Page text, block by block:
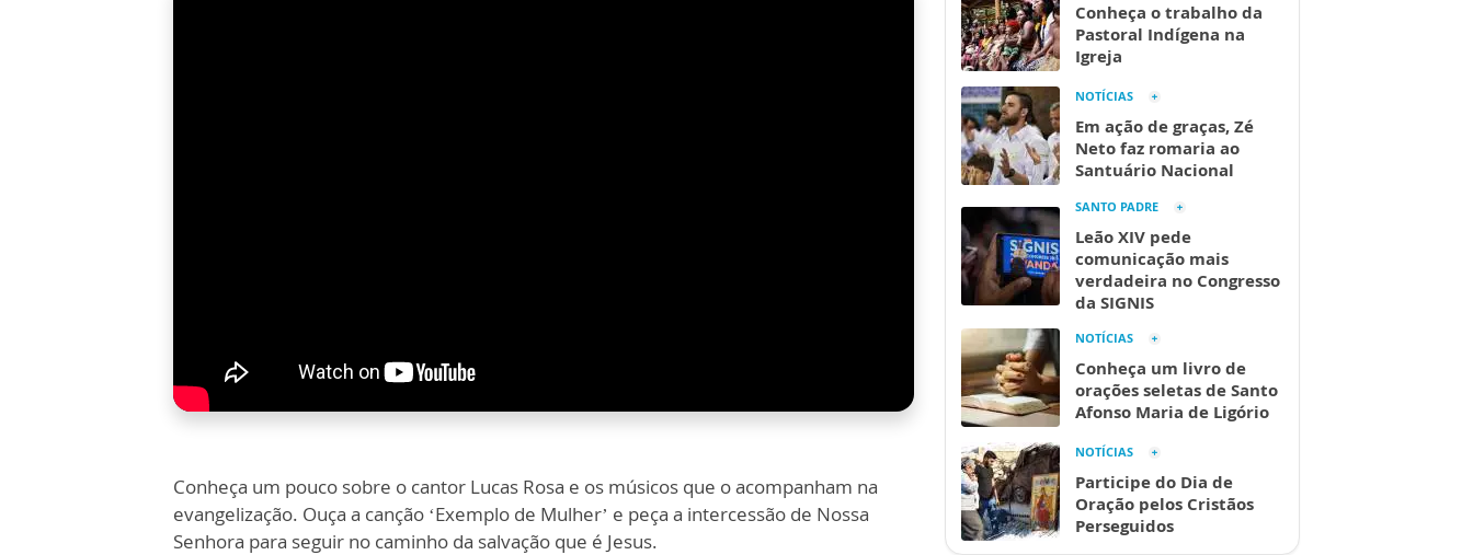
Conheça um pouco sobre o cantor Lucas Rosa e os músicos que o acompanham na
evangelização. Ouça a canção ‘Exemplo de Mulher’ e peça a intercessão de Nossa
Senhora para seguir no caminho da salvação que é Jesus.
Conheça o trabalho da
Pastoral Indígena na
Igreja
NOTÍCIAS
Em ação de graças, Zé
Neto faz romaria ao
Santuário Nacional
SANTO PADRE
Leão XIV pede
comunicação mais
verdadeira no Congresso
da SIGNIS
NOTÍCIAS
Conheça um livro de
orações seletas de Santo
Afonso Maria de Ligório
NOTÍCIAS
Participe do Dia de
Oração pelos Cristãos
Perseguidos